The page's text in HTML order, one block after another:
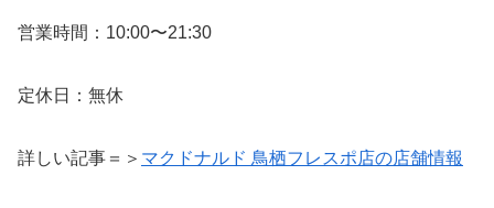
営業時間：10:00〜21:30
定休日：無休
詳しい記事＝＞ マクドナルド 鳥栖フレスポ店の店舗情報